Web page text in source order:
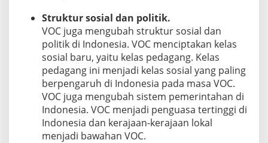
Struktur sosial dan politik.
VOC juga mengubah struktur sosial dan
politik di Indonesia. VOC menciptakan kelas
sosial baru, yaitu kelas pedagang. Kelas
pedagang ini menjadi kelas sosial yang paling
berpengaruh di Indonesia pada masa VOC.
VOC juga mengubah sistem pemerintahan di
Indonesia. VOC menjadi penguasa tertinggi di
Indonesia dan kerajaan-kerajaan lokal
menjadi bawahan VOC.